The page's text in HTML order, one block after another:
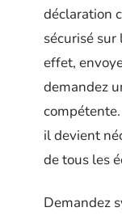
déclaration
sécurisé
effet,
demandez
il devient
de tous les
Demandez